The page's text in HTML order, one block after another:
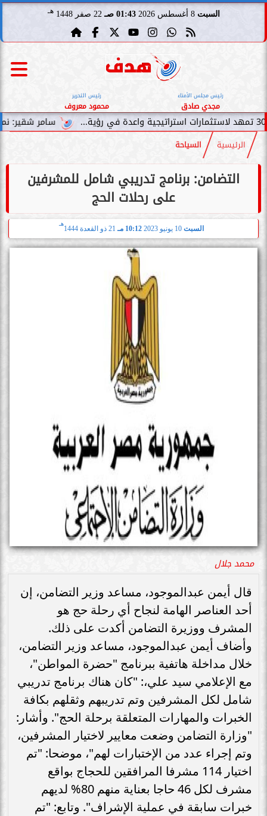
السبت 8 أغسطس 2026 01:43 صـ 22 صفر 1448 هـ
رئيس مجلس الأمناء
مجدي صادق
رئيس التحرير
محمود معروف
سامر شقير: نمو صناديق
الرئيسية السياحة
التضامن: برنامج تدريبي شامل للمشرفين
على رحلات الحج
السبت 10 يونيو 2023 10:12 مـ 21 ذو القعدة 1444
هـ
محمد جلال
قال أيمن عبدالموجود، مساعد وزير التضامن، إن
أحد العناصر الهامة لنجاح أي رحلة حج هو
المشرف ووزيرة التضامن أكدت على ذلك.
وأضاف أيمن عبدالموجود، مساعد وزير التضامن،
خلال مداخلة هاتفية ببرنامج "حضرة المواطن"،
مع الإعلامي سيد علي،: "كان هناك برنامج تدريبي
شامل لكل المشرفين وتم تدريبهم وثقلهم بكافة
الخبرات والمهارات المتعلقة برحلة الحج". وأشار:
"وزارة التضامن وضعت معايير لاختيار المشرفين،
وتم إجراء عدد من الإختبارات لهم"، موضحا: "تم
اختيار 114 مشرفا المرافقين للحجاج بواقع
مشرف لكل 46 حاجا بعناية منهم 80% لديهم
خبرات سابقة في عملية الإشراف". وتابع: "تم